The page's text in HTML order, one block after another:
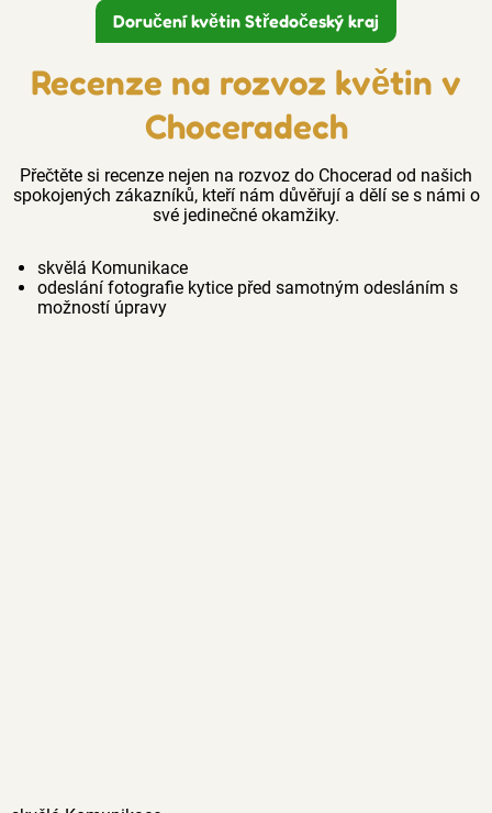
Doručení květin Středočeský kraj
Recenze na rozvoz květin v
Choceradech
Přečtěte si recenze nejen na rozvoz do Chocerad od našich
spokojených zákazníků, kteří nám důvěřují a dělí se s námi o
své jedinečné okamžiky.
skvělá Komunikace
odeslání fotografie kytice před samotným odesláním s
možností úpravy